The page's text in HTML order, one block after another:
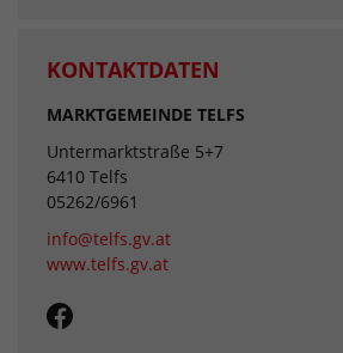
KONTAKTDATEN
MARKTGEMEINDE TELFS
Untermarktstraße 5+7
6410 Telfs
05262/6961
info@telfs.gv.at
www.telfs.gv.at